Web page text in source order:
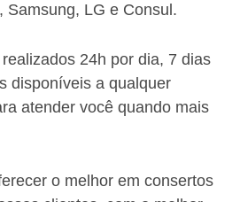
Samsung, LG e Consul.
24h por dia, 7 dias
disponíveis a qualquer
atender você quando mais
o melhor em consertos